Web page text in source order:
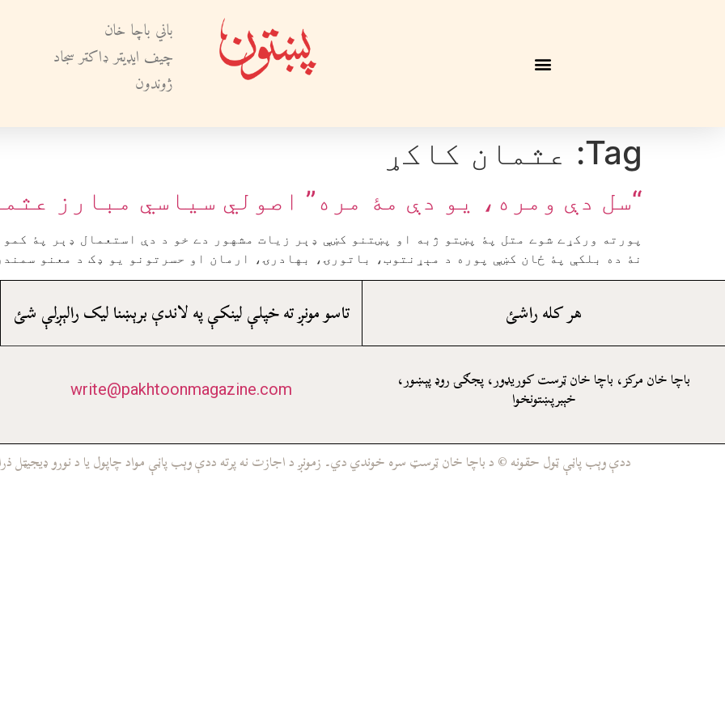
باني باچا خان
چيف ايډيټر ډاکټر سجاد
ژوندون
Tag: عثمان کاکړ
“سل دې ومره، يو دې مۀ مره” اصولي سياسي مبارز
پورته ورکړے شوے متل پۀ پښتو ژبه او پښتنو کښې ډېر زيات مشهور دے خو د دې استعمال ډېر پۀ
نۀ ده بلکې پۀ ځان کښې پوره د مېړنتوب، باتورۍ، بهادرۍ، ارمان او حسرتونو يو ډک د معنو
هر کله راشئ
باچا خان مرکز، باچا خان ټرست کوريډور، پجګۍ روډ پېښور،
خېبرپښتونخوا
تاسو مونږ ته خپلې لينکې په لاندې برېښنا ليک رالېږلې شئ
write@pakhtoonmagazine.com
ددې وېب پاڼې ټول حقونه © د باچا خان ټرسټ سره خوندي دي۔ زمونږ د اجازت نه پرته ددې وېب پاڼې مواد چاپول يا د نورو ډيجيټل